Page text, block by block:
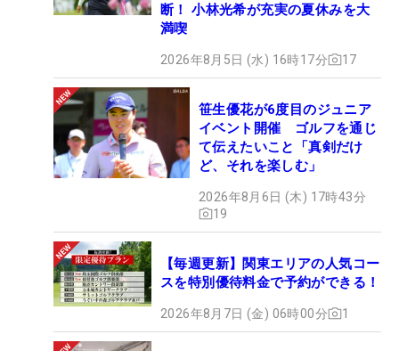
断！ 小林光希が充実の夏休みを大
満喫
2026年8月5日 (水) 16時17分 17
笹生優花が6度目のジュニア
イベント開催 ゴルフを通じ
て伝えたいこと「真剣だけ
ど、それを楽しむ」
2026年8月6日 (木) 17時43分
19
【毎週更新】関東エリアの人気コー
スを特別優待料金で予約ができる！
2026年8月7日 (金) 06時00分 1